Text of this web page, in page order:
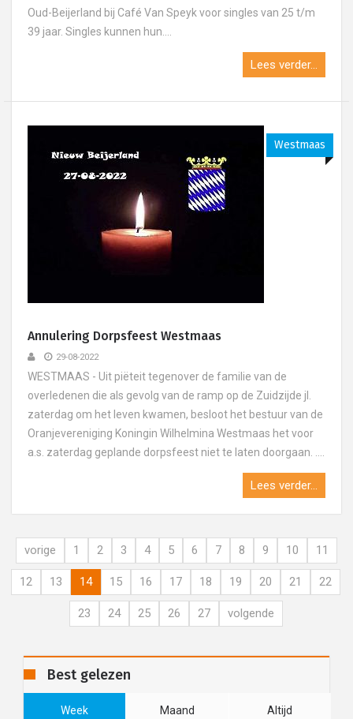
Oud-Beijerland bij Café Van Speyk voor singles van 25 t/m
39 jaar. Singles kunnen hun....
Lees verder...
Westmaas
Annulering Dorpsfeest Westmaas
29-08-2022
WESTMAAS - Uit piëteit tegenover de familie van de
overledenen die als gevolg van de ramp op de Zuidzijde jl.
zaterdag om het leven kwamen, besloot het bestuur van de
Oranjevereniging Koningin Wilhelmina Westmaas het voor
a.s. zaterdag geplande dorpsfeest niet te laten doorgaan. ....
Lees verder...
vorige 1 2 3 4 5 6 7 8 9 10 11
12 13 14 15 16 17 18 19 20 21 22
23 24 25 26 27 volgende
Best gelezen
Week Maand Altijd